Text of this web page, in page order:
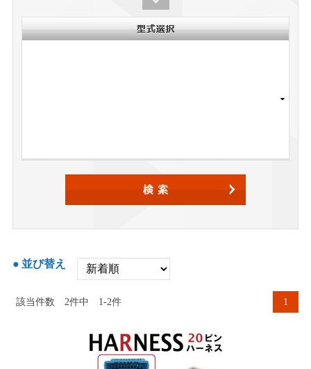
並び替え
該当件数 2件中 1-2件 1